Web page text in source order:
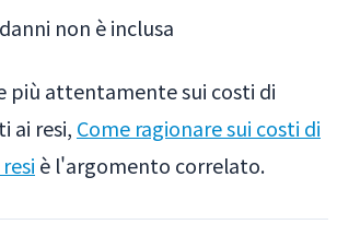
non è inclusa
più attentamente sui costi di
ai resi, Come ragionare sui costi di
è l'argomento correlato.